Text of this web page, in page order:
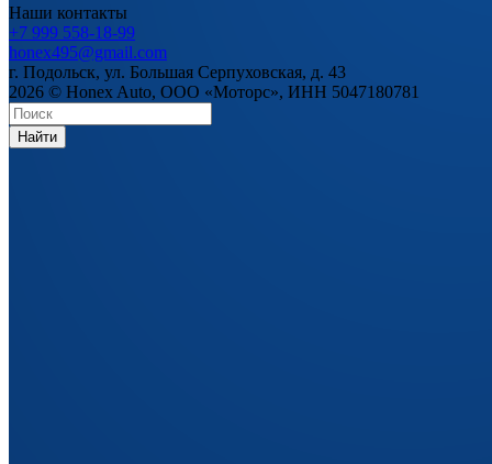
Наши контакты
+7 999 558-18-99
honex495@gmail.com
г. Подольск, ул. Большая Серпуховская, д. 43
2026 © Honex Auto, ООО «Моторс», ИНН 5047180781
Найти